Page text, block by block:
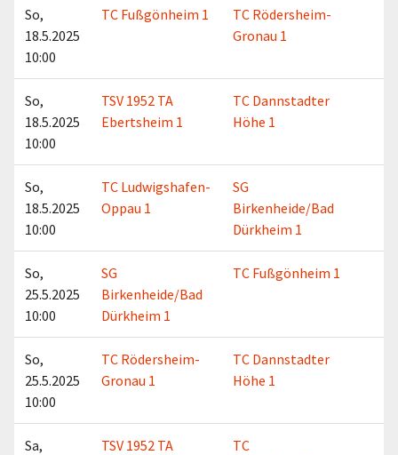
So,
18.5.2025
10:00
TC Fußgönheim 1
TC Rödersheim-
Gronau 1
So,
18.5.2025
10:00
TSV 1952 TA
Ebertsheim 1
TC Dannstadter
Höhe 1
So,
18.5.2025
10:00
TC Ludwigshafen-
Oppau 1
SG
Birkenheide/Bad
Dürkheim 1
So,
25.5.2025
10:00
SG
Birkenheide/Bad
Dürkheim 1
TC Fußgönheim 1
So,
25.5.2025
10:00
TC Rödersheim-
Gronau 1
TC Dannstadter
Höhe 1
Sa,
TSV 1952 TA
TC